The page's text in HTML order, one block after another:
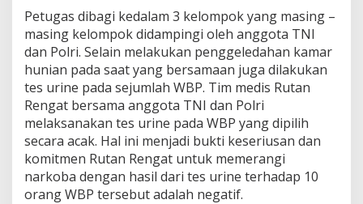
Petugas dibagi kedalam 3 kelompok yang masing –
masing kelompok didampingi oleh anggota TNI
dan Polri. Selain melakukan penggeledahan kamar
hunian pada saat yang bersamaan juga dilakukan
tes urine pada sejumlah WBP. Tim medis Rutan
Rengat bersama anggota TNI dan Polri
melaksanakan tes urine pada WBP yang dipilih
secara acak. Hal ini menjadi bukti keseriusan dan
komitmen Rutan Rengat untuk memerangi
narkoba dengan hasil dari tes urine terhadap 10
orang WBP tersebut adalah negatif.